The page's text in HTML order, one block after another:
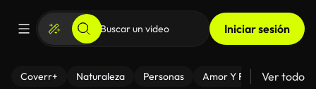
Iniciar sesión
Coverr+ Naturaleza Personas Amor Y Relaciones
Ver todo